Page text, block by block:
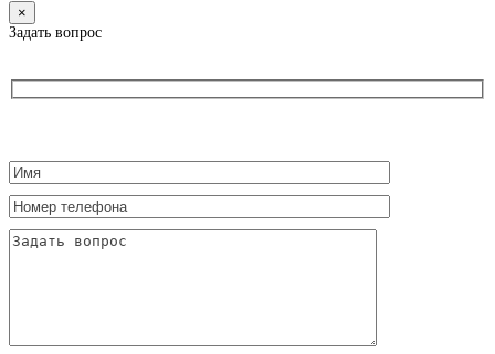
×
Задать вопрос